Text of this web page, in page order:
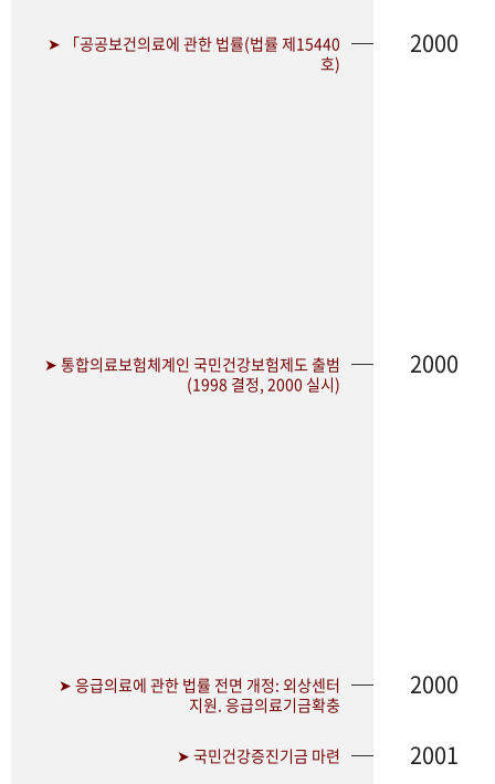
➤ 「공공보건의료에 관한 법률(법률 제15440
호)
2000
➤ 통합의료보험체계인 국민건강보험제도 출범
(1998 결정, 2000 실시)
2000
➤ 응급의료에 관한 법률 전면 개정: 외상센터
지원. 응급의료기금확충
2000
➤ 국민건강증진기금 마련 2001